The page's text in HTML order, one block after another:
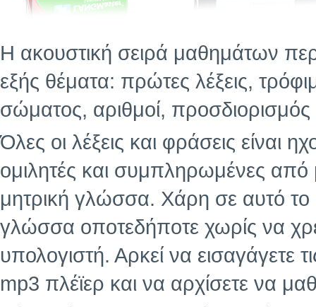
Η ακουστική σειρά μαθημάτων
εξής θέματα: πρώτες λέξεις,
σώματος, αριθμοί,
Όλες οι λέξεις και φράσεις είναι
ομιλητές και συμπληρωμένες
μητρική γλώσσα. Χάρη σε αυτό
γλώσσα οποτεδήποτε χωρίς να
υπολογιστή. Αρκεί να εισαγάγετε
mp3 πλέϊερ και να αρχίσετε να